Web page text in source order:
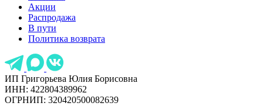
Акции
Распродажа
В пути
Политика возврата
ИП Григорьева Юлия Борисовна
ИНН: 422804389962
ОГРНИП: 320420500082639